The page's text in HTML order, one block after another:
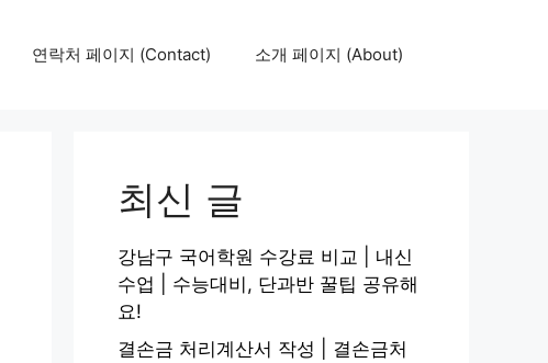
연락처 페이지 (Contact) 소개 페이지 (About)
최신 글
강남구 국어학원 수강료 비교 | 내신
수업 | 수능대비, 단과반 꿀팁 공유해
요!
결손금 처리계산서 작성 | 결손금처